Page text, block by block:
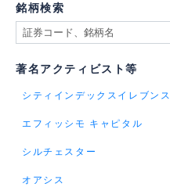
銘柄検索
著名アクティビスト等
シティインデックスイレブンス
エフィッシモ キャピタル
シルチェスター
オアシス